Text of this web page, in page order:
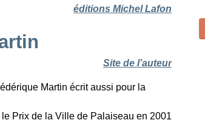
éditions Michel Lafon
Site de l’auteur
Martin écrit aussi pour la
Prix de la Ville de Palaiseau en 2001